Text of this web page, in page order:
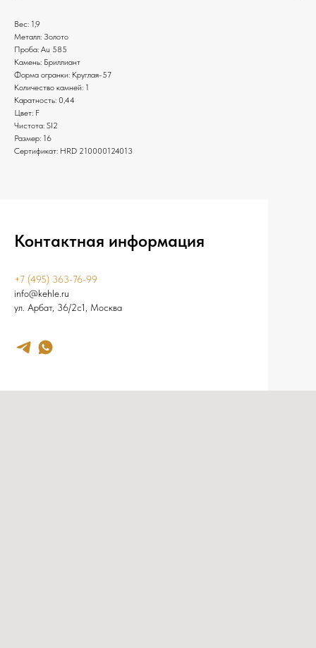
Вес: 1,9
Металл: Золото
Проба: Au 585
Камень: Бриллиант
Форма огранки: Круглая-57
Количество камней: 1
Каратность: 0,44
Цвет: F
Чистота: SI2
Размер: 16
Сертификат: HRD 210000124013
Контактная информация
+7 (495) 363-76-99
info@kehle.ru
ул. Арбат, 36/2с1, Москва